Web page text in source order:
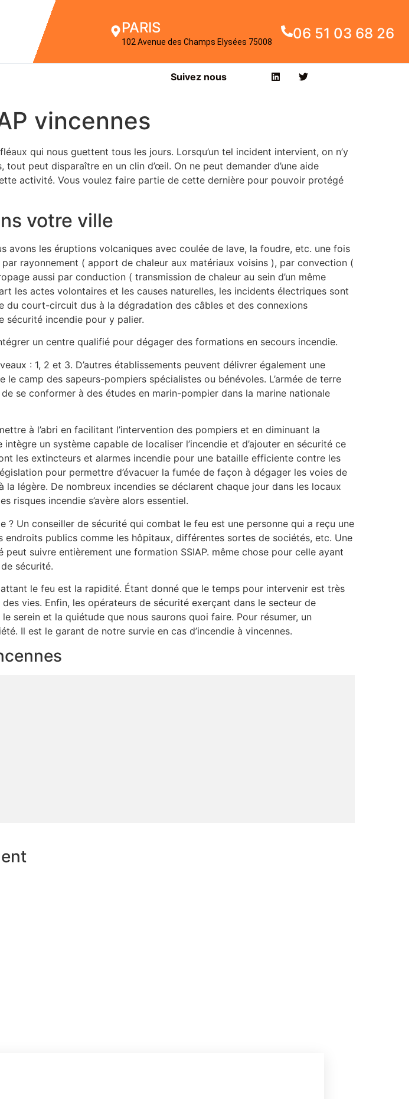
PARIS
102 Avenue des Champs Elysées 75008 06 51 03 68 26
Suivez nous
vincennes
qui nous guettent tous les jours. Lorsqu’un tel incident intervient, on n’y
peut disparaître en un clin d’œil. On ne peut demander d’une aide
activité. Vous voulez faire partie de cette dernière pour pouvoir protégé
votre ville
avons les éruptions volcaniques avec coulée de lave, la foudre, etc. une fois
rayonnement ( apport de chaleur aux matériaux voisins ), par convection (
aussi par conduction ( transmission de chaleur au sein d’un même
les actes volontaires et les causes naturelles, les incidents électriques sont
du court-circuit dus à la dégradation des câbles et des connexions
sécurité incendie pour y palier.
un centre qualifié pour dégager des formations en secours incendie.
: 1, 2 et 3. D’autres établissements peuvent délivrer également une
camp des sapeurs-pompiers spécialistes ou bénévoles. L’armée de terre
se conformer à des études en marin-pompier dans la marine nationale
à l’abri en facilitant l’intervention des pompiers et en diminuant la
un système capable de localiser l’incendie et d’ajouter en sécurité ce
les extincteurs et alarmes incendie pour une bataille efficiente contre les
pour permettre d’évacuer la fumée de façon à dégager les voies de
légère. De nombreux incendies se déclarent chaque jour dans les locaux
risques incendie s’avère alors essentiel.
Un conseiller de sécurité qui combat le feu est une personne qui a reçu une
publics comme les hôpitaux, différentes sortes de sociétés, etc. Une
suivre entièrement une formation SSIAP. même chose pour celle ayant
sécurité.
le feu est la rapidité. Étant donné que le temps pour intervenir est très
vies. Enfin, les opérateurs de sécurité exerçant dans le secteur de
serein et la quiétude que nous saurons quoi faire. Pour résumer, un
Il est le garant de notre survie en cas d’incendie à vincennes.